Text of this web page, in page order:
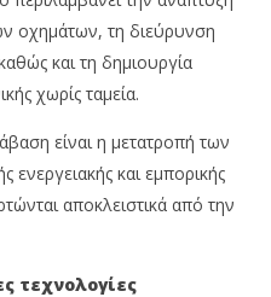
οχημάτων, τη διεύρυνση
και τη δημιουργία
χωρίς ταμεία.
είναι η μετατροπή των
και εμπορικής
αποκλειστικά από την
τεχνολογίες